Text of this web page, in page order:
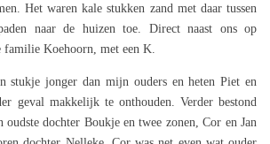
Het waren kale stukken zand met daar tussen
naar de huizen toe. Direct naast ons op
familie Koehoorn, met een K.
stukje jonger dan mijn ouders en heten Piet en
geval makkelijk te onthouden. Verder bestond
dochter Boukje en twee zonen, Cor en Jan